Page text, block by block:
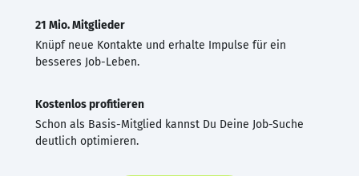
21 Mio. Mitglieder
Knüpf neue Kontakte und erhalte Impulse für ein
besseres Job-Leben.
Kostenlos profitieren
Schon als Basis-Mitglied kannst Du Deine Job-Suche
deutlich optimieren.